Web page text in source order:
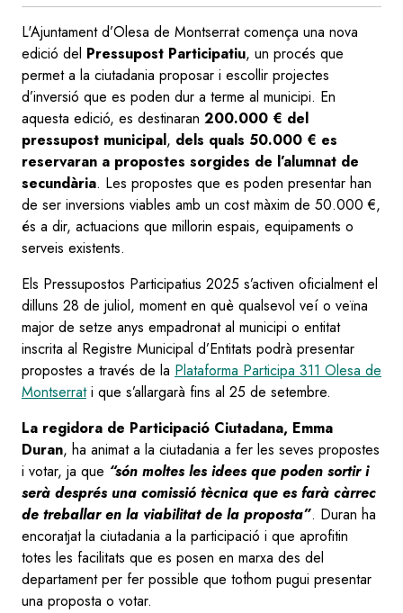
L'Ajuntament d’Olesa de Montserrat comença una nova
edició del Pressupost Participatiu, un procés que
permet a la ciutadania proposar i escollir projectes
d’inversió que es poden dur a terme al municipi. En
aquesta edició, es destinaran 200.000 € del
pressupost municipal, dels quals 50.000 € es
reservaran a propostes sorgides de l’alumnat de
secundària. Les propostes que es poden presentar han
de ser inversions viables amb un cost màxim de 50.000 €,
és a dir, actuacions que millorin espais, equipaments o
serveis existents.
Els Pressupostos Participatius 2025 s’activen oficialment el
dilluns 28 de juliol, moment en què qualsevol veí o veïna
major de setze anys empadronat al municipi o entitat
inscrita al Registre Municipal d’Entitats podrà presentar
propostes a través de la Plataforma Participa 311 Olesa de
Montserrati que s’allargarà fins al 25 de setembre.
La regidora de Participació Ciutadana, Emma
Duran, ha animat a la ciutadania a fer les seves propostes
i votar, ja que “són moltes les idees que poden sortir i
serà després una comissió tècnica que es farà càrrec
de treballar en la viabilitat de la proposta”. Duran ha
encoratjat la ciutadania a la participació i que aprofitin
totes les facilitats que es posen en marxa des del
departament per fer possible que tothom pugui presentar
una proposta o votar.